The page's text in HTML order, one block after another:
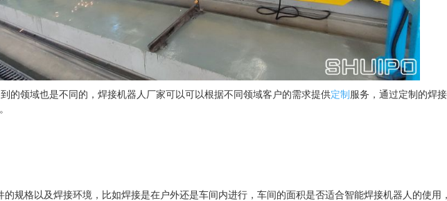
的领域也是不同的，焊接机器人厂家可以可以根据不同领域客户的需求提供定制 服务，通过定制的焊
规格以及焊接环境，比如焊接是在户外还是车间内进行，车间的面积是否适合智能焊接机器人的使用